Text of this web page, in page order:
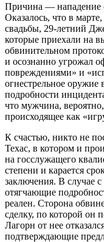
Причина — нападение
Оказалось, что в
свадьбы, 29-летний
которые приехали на
обвинительном
и осознанно угрожал
повреждениями» и
огнестрельное
подробности
что мужчина,
происходящее как
К счастью, никто не
Техас, в котором и
на госслужащего
степени и карается
заключения. В случае
отягчающие
реален. Сторона
сделку, по которой он
Лагорн от нее
подтверждающие